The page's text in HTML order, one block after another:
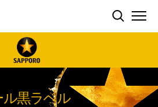
検索する
ル WAGON 出展FES
ベル アワード
ン」コラボキャンペーン
ジェクト「GET A STAR
ベル
する
ベル
黒ラベル